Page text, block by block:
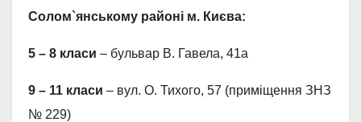
Солом`янському районі м. Києва:
5 – 8 класи – бульвар В. Гавела, 41а
9 – 11 класи – вул. О. Тихого, 57 (приміщення ЗНЗ
№ 229)